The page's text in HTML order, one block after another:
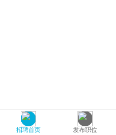
招聘首页 发布职位